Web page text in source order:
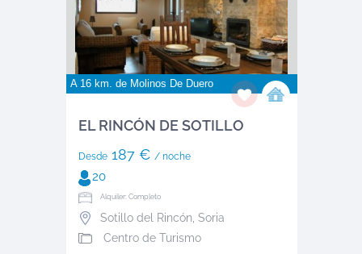
A 16 km. de Molinos De Duero
EL RINCÓN DE SOTILLO
Desde187 € / noche
20
Alquiler: Completo
Sotillo del Rincón Soria
Centro de Turismo